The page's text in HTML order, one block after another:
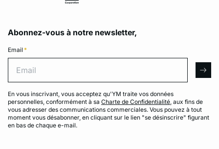
Abonnez-vous à notre newsletter,
Email *
En vous inscrivant, vous acceptez qu'YM traite vos données
personnelles, conformément à sa Charte de Confidentialité, aux fins de
vous adresser des communications commerciales. Vous pouvez à tout
moment vous désabonner, en cliquant sur le lien "se désinscrire" figurant
en bas de chaque e-mail.